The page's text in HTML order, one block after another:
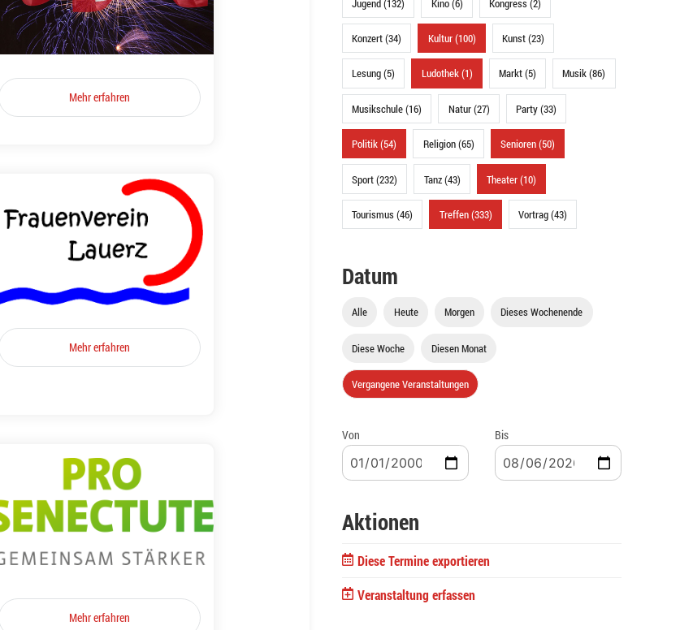
Mehr erfahren
Mehr erfahren
Mehr erfahren
Jugend (132) Kino (6) Kongress (2)
Konzert (34) Kultur (100) Kunst (23)
Lesung (5) Ludothek (1) Markt (5) Musik (86)
Musikschule (16) Natur (27) Party (33)
Politik (54) Religion (65) Senioren (50)
Sport (232) Tanz (43) Theater (10)
Tourismus (46) Treffen (333) Vortrag (43)
Datum
Alle Heute Morgen Dieses Wochenende
Diese Woche Diesen Monat
Vergangene Veranstaltungen
Von Bis
Aktionen
Diese Termine exportieren
Veranstaltung erfassen